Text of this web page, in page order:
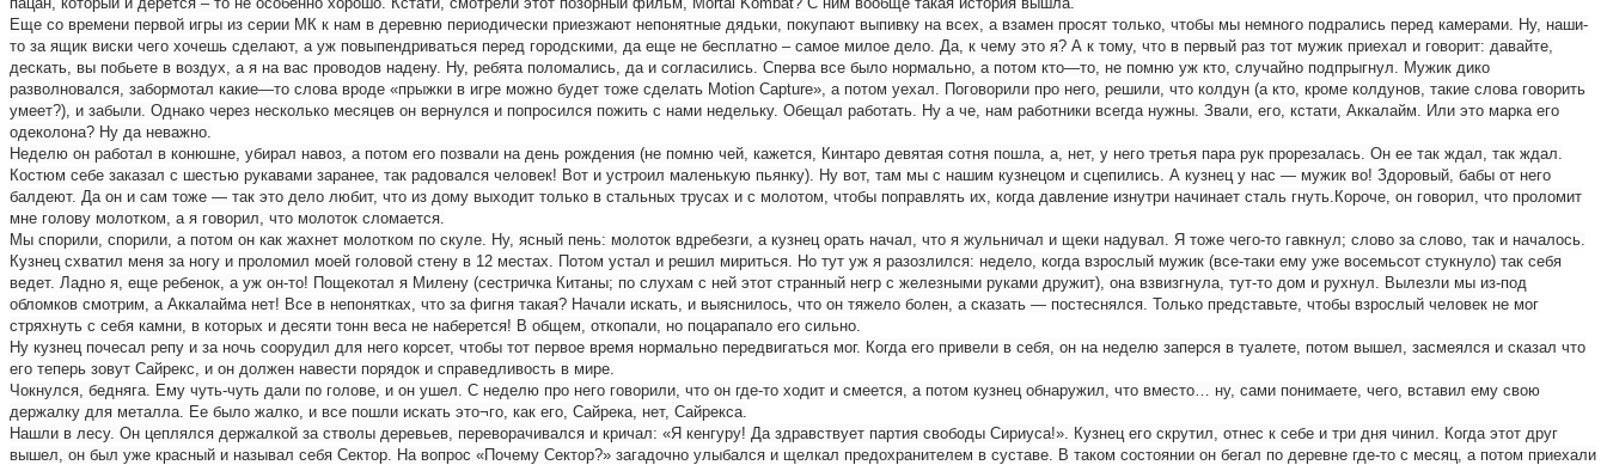
Еще со времени первой игры из серии МК к нам в деревню периодически приезжают непонятные дядьки, покупают выпивку на всех, а взамен просят только, чтобы мы немного подрались перед камерами. Ну, наши-
то за ящик виски чего хочешь сделают, а уж повыпендриваться перед городскими, да еще не бесплатно – самое милое дело. Да, к чему это я? А к тому, что в первый раз тот мужик приехал и говорит: давайте,
дескать, вы побьете в воздух, а я на вас проводов надену. Ну, ребята поломались, да и согласились. Сперва все было нормально, а потом кто—то, не помню уж кто, случайно подпрыгнул. Мужик дико
разволновался, забормотал какие—то слова вроде «прыжки в игре можно будет тоже сделать Motion Capture», а потом уехал. Поговорили про него, решили, что колдун (а кто, кроме колдунов, такие слова говорить
умеет?), и забыли. Однако через несколько месяцев он вернулся и попросился пожить с нами недельку. Обещал работать. Ну а че, нам работники всегда нужны. Звали, его, кстати, Аккалайм. Или это марка его
одеколона? Ну да неважно.
Неделю он работал в конюшне, убирал навоз, а потом его позвали на день рождения (не помню чей, кажется, Кинтаро девятая сотня пошла, а, нет, у него третья пара рук прорезалась. Он ее так ждал, так ждал.
Костюм себе заказал с шестью рукавами заранее, так радовался человек! Вот и устроил маленькую пьянку). Ну вот, там мы с нашим кузнецом и сцепились. А кузнец у нас — мужик во! Здоровый, бабы от него
балдеют. Да он и сам тоже — так это дело любит, что из дому выходит только в стальных трусах и с молотом, чтобы поправлять их, когда давление изнутри начинает сталь гнуть.Короче, он говорил, что проломит
мне голову молотком, а я говорил, что молоток сломается.
Мы спорили, спорили, а потом он как жахнет молотком по скуле. Ну, ясный пень: молоток вдребезги, а кузнец орать начал, что я жульничал и щеки надувал. Я тоже чего-то гавкнул; слово за слово, так и началось.
Кузнец схватил меня за ногу и проломил моей головой стену в 12 местах. Потом устал и решил мириться. Но тут уж я разозлился: недело, когда взрослый мужик (все-таки ему уже восемьсот стукнуло) так себя
ведет. Ладно я, еще ребенок, а уж он-то! Пощекотал я Милену (сестричка Китаны; по слухам с ней этот странный негр с железными руками дружит), она взвизгнула, тут-то дом и рухнул. Вылезли мы из-под
обломков смотрим, а Аккалайма нет! Все в непонятках, что за фигня такая? Начали искать, и выяснилось, что он тяжело болен, а сказать — постеснялся. Только представьте, чтобы взрослый человек не мог
стряхнуть с себя камни, в которых и десяти тонн веса не наберется! В общем, откопали, но поцарапало его сильно.
Ну кузнец почесал репу и за ночь соорудил для него корсет, чтобы тот первое время нормально передвигаться мог. Когда его привели в себя, он на неделю заперся в туалете, потом вышел, засмеялся и сказал что
его теперь зовут Сайрекс, и он должен навести порядок и справедливость в мире.
Чокнулся, бедняга. Ему чуть-чуть дали по голове, и он ушел. С неделю про него говорили, что он где-то ходит и смеется, а потом кузнец обнаружил, что вместо… ну, сами понимаете, чего, вставил ему свою
держалку для металла. Ее было жалко, и все пошли искать это¬го, как его, Сайрека, нет, Сайрекса.
Нашли в лесу. Он цеплялся держалкой за стволы деревьев, переворачивался и кричал: «Я кенгуру! Да здравствует партия свободы Сириуса!». Кузнец его скрутил, отнес к себе и три дня чинил. Когда этот друг
вышел, он был уже красный и называл себя Сектор. На вопрос «Почему Сектор?» загадочно улыбался и щелкал предохранителем в суставе. В таком состоянии он бегал по деревне где-то с месяц, а потом приехали